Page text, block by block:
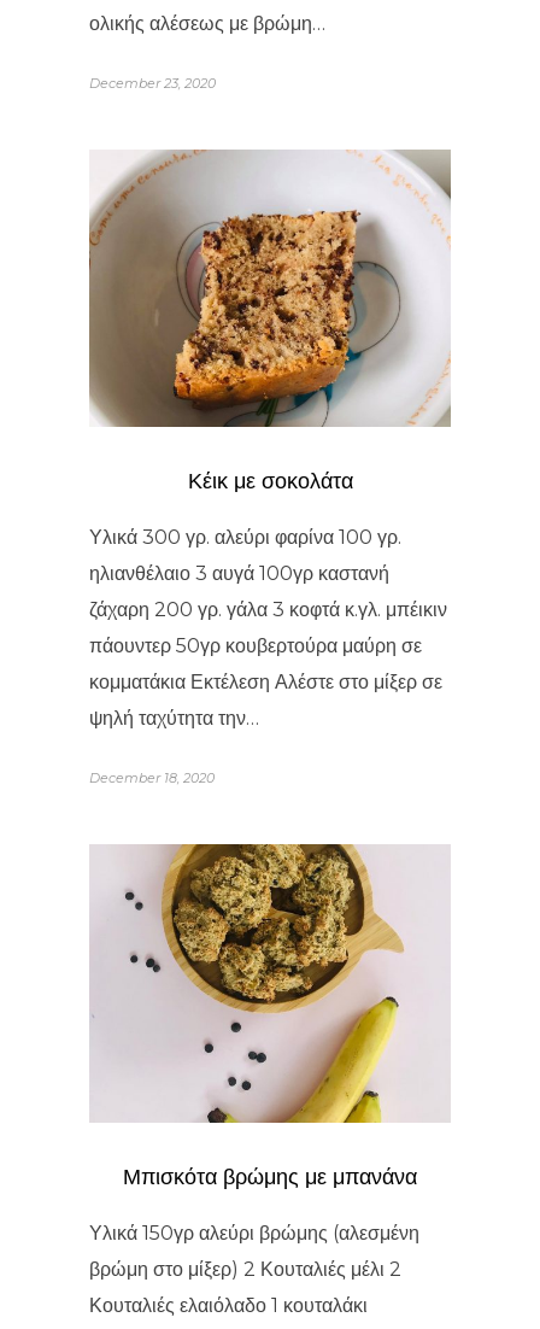
ολικής αλέσεως με βρώμη…
December 23, 2020
Κέικ με σοκολάτα
Υλικά 300 γρ. αλεύρι φαρίνα 100 γρ.
ηλιανθέλαιο 3 αυγά 100γρ καστανή
ζάχαρη 200 γρ. γάλα 3 κοφτά κ.γλ. μπέικιν
πάουντερ 50γρ κουβερτούρα μαύρη σε
κομματάκια Εκτέλεση Αλέστε στο μίξερ σε
ψηλή ταχύτητα την…
December 18, 2020
Μπισκότα βρώμης με μπανάνα
Υλικά 150γρ αλεύρι βρώμης (αλεσμένη
βρώμη στο μίξερ) 2 Κουταλιές μέλι 2
Κουταλιές ελαιόλαδο 1 κουταλάκι